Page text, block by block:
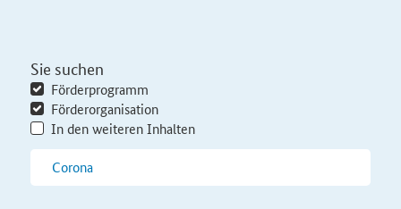
Sie suchen
Förderprogramm
Förderorganisation
In den weiteren Inhalten